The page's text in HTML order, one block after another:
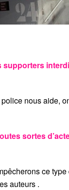
nous aide,
sortes
ce
auteurs .